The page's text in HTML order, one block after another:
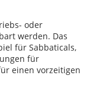
oder
werden. Das
für Sabbaticals,
für
einen vorzeitigen